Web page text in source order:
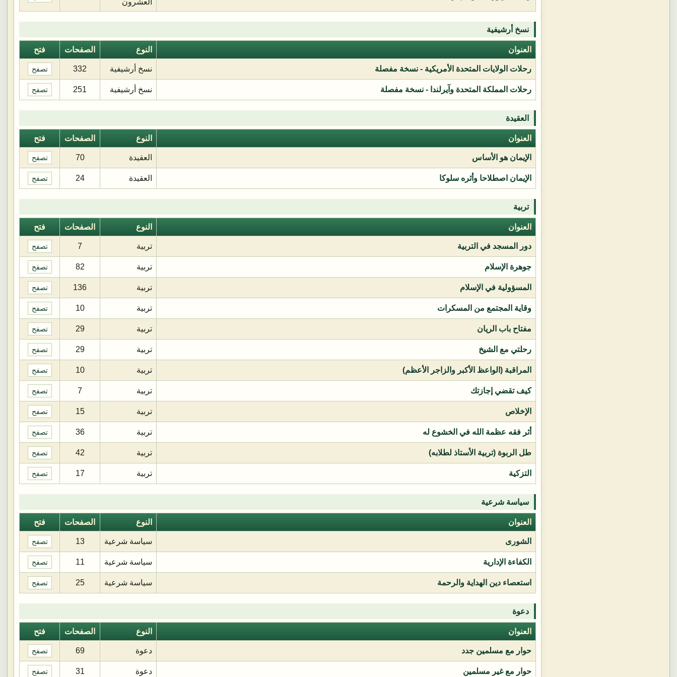
نسخ أرشيفية
العنوان النوع الصفحات فتح
رحلات الولايات المتحدة الأمريكية - نسخة مفصلة نسخ أرشيفية 332 تصفح
رحلات المملكة المتحدة وآيرلندا - نسخة مفصلة نسخ أرشيفية 251 تصفح
العقيدة
العنوان النوع الصفحات فتح
الإيمان هو الأساس العقيدة 70 تصفح
الإيمان اصطلاحا وأثره سلوكا العقيدة 24 تصفح
تربية
العنوان النوع الصفحات فتح
دور المسجد في التربية تربية 7 تصفح
جوهرة الإسلام تربية 82 تصفح
المسؤولية في الإسلام تربية 136 تصفح
وقاية المجتمع من المسكرات تربية 10 تصفح
مفتاح باب الريان تربية 29 تصفح
رحلتي مع الشيخ تربية 29 تصفح
المراقبة (الواعظ الأكبر والزاجر الأعظم) تربية 10 تصفح
كيف تقضي إجازتك تربية 7 تصفح
الإخلاص تربية 15 تصفح
أثر فقه عظمة الله في الخشوع له تربية 36 تصفح
طل الربوة (تربية الأستاذ لطلابه) تربية 42 تصفح
التزكية تربية 17 تصفح
سياسة شرعية
العنوان النوع الصفحات فتح
الشورى سياسة شرعية 13 تصفح
الكفاءة الإدارية سياسة شرعية 11 تصفح
استعصاء دين الهداية والرحمة سياسة شرعية 25 تصفح
دعوة
العنوان النوع الصفحات فتح
حوار مع مسلمين جدد دعوة 69 تصفح
حوار مع غير مسلمين دعوة 31 تصفح